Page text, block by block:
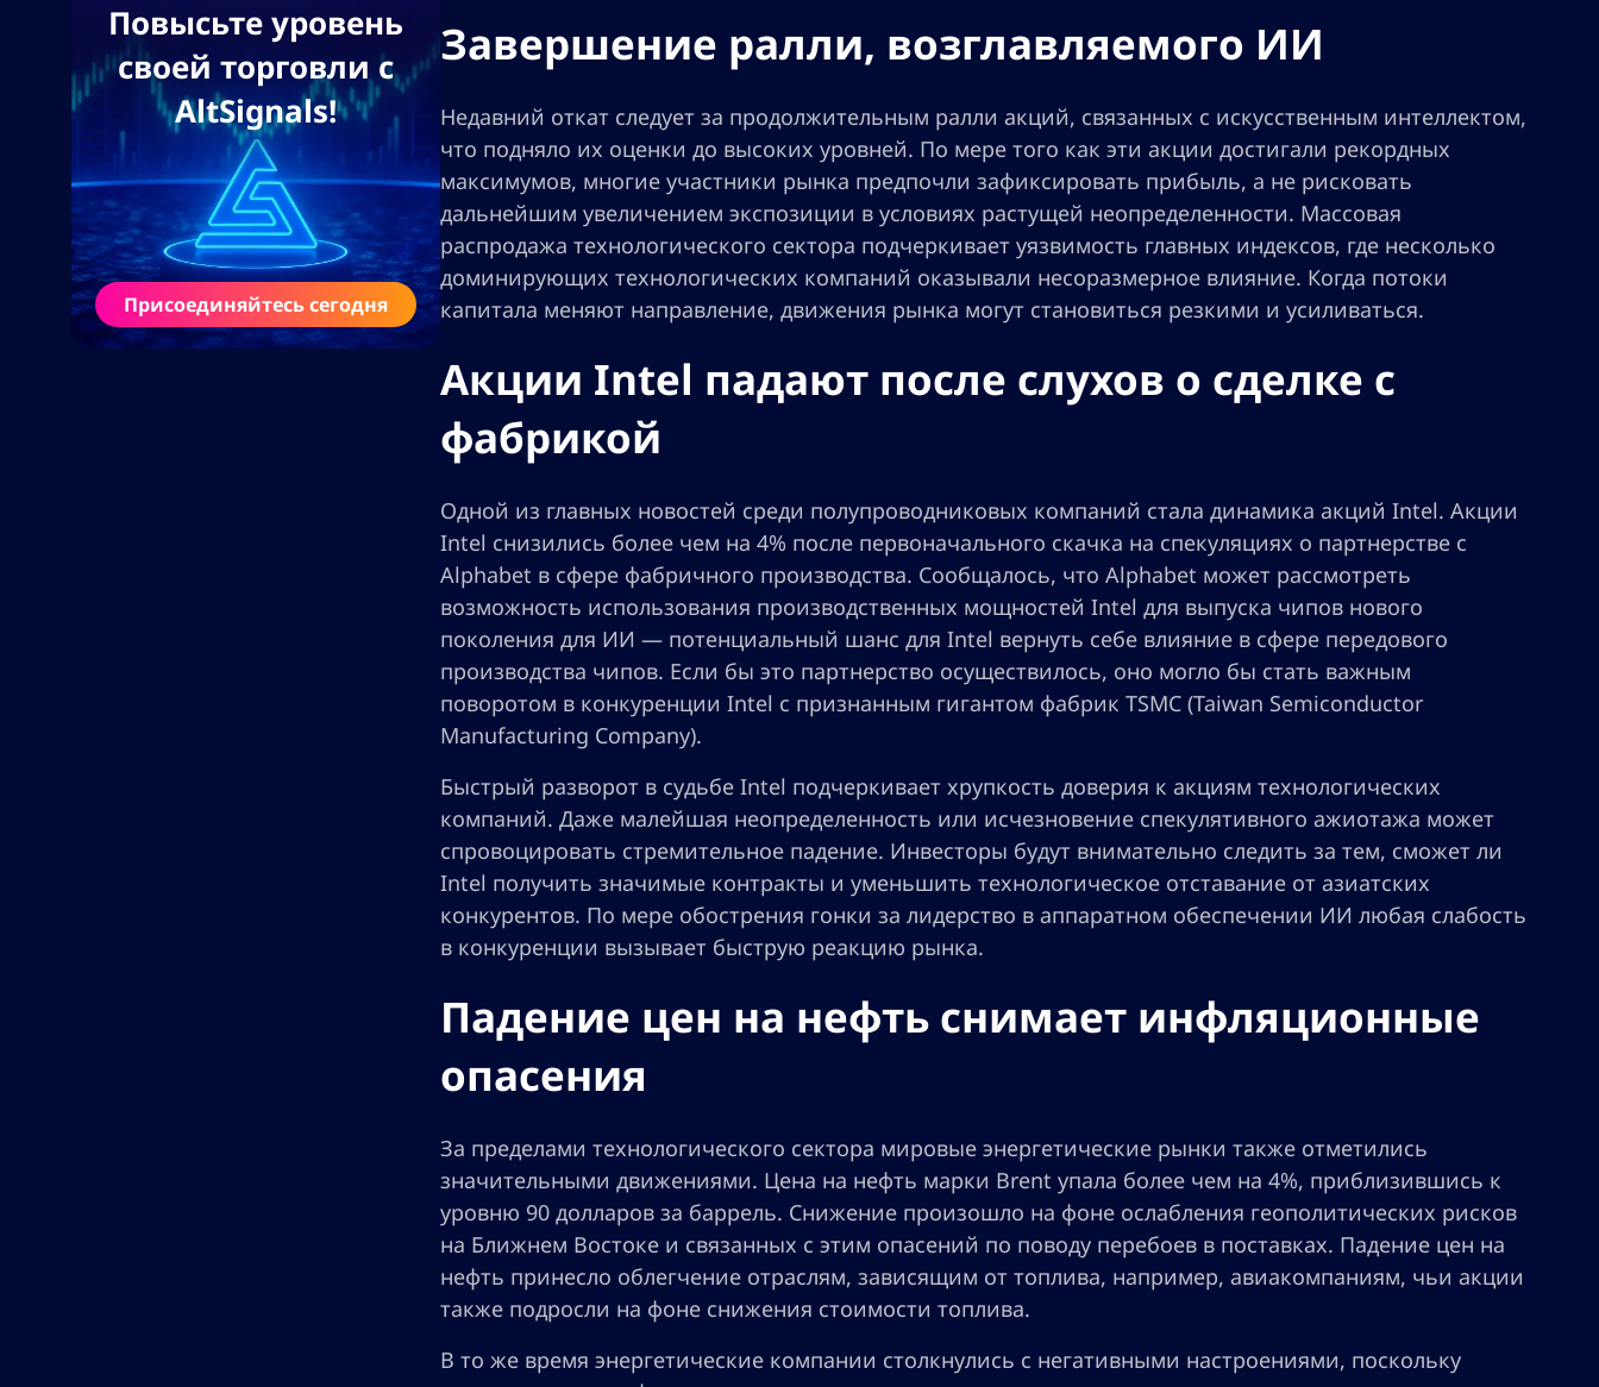
Повысьте уровень
своей торговли с
AltSignals!
Присоединяйтесь сегодня
Завершение ралли, возглавляемого ИИ
Недавний откат следует за продолжительным ралли акций, связанных с искусственным интеллектом,
что подняло их оценки до высоких уровней. По мере того как эти акции достигали рекордных
максимумов, многие участники рынка предпочли зафиксировать прибыль, а не рисковать
дальнейшим увеличением экспозиции в условиях растущей неопределенности. Массовая
распродажа технологического сектора подчеркивает уязвимость главных индексов, где несколько
доминирующих технологических компаний оказывали несоразмерное влияние. Когда потоки
капитала меняют направление, движения рынка могут становиться резкими и усиливаться.
Акции Intel падают после слухов о сделке с
фабрикой
Одной из главных новостей среди полупроводниковых компаний стала динамика акций Intel. Акции
Intel снизились более чем на 4% после первоначального скачка на спекуляциях о партнерстве с
Alphabet в сфере фабричного производства. Сообщалось, что Alphabet может рассмотреть
возможность использования производственных мощностей Intel для выпуска чипов нового
поколения для ИИ — потенциальный шанс для Intel вернуть себе влияние в сфере передового
производства чипов. Если бы это партнерство осуществилось, оно могло бы стать важным
поворотом в конкуренции Intel с признанным гигантом фабрик TSMC (Taiwan Semiconductor
Manufacturing Company).
Быстрый разворот в судьбе Intel подчеркивает хрупкость доверия к акциям технологических
компаний. Даже малейшая неопределенность или исчезновение спекулятивного ажиотажа может
спровоцировать стремительное падение. Инвесторы будут внимательно следить за тем, сможет ли
Intel получить значимые контракты и уменьшить технологическое отставание от азиатских
конкурентов. По мере обострения гонки за лидерство в аппаратном обеспечении ИИ любая слабость
в конкуренции вызывает быструю реакцию рынка.
Падение цен на нефть снимает инфляционные
опасения
За пределами технологического сектора мировые энергетические рынки также отметились
значительными движениями. Цена на нефть марки Brent упала более чем на 4%, приблизившись к
уровню 90 долларов за баррель. Снижение произошло на фоне ослабления геополитических рисков
на Ближнем Востоке и связанных с этим опасений по поводу перебоев в поставках. Падение цен на
нефть принесло облегчение отраслям, зависящим от топлива, например, авиакомпаниям, чьи акции
также подросли на фоне снижения стоимости топлива.
В то же время энергетические компании столкнулись с негативными настроениями, поскольку